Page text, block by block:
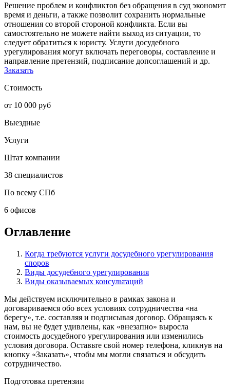
Решение проблем и конфликтов без обращения в суд экономит
время и деньги, а также позволит сохранить нормальные
отношения со второй стороной конфликта. Если вы
самостоятельно не можете найти выход из ситуации, то
следует обратиться к юристу. Услуги досудебного
урегулирования могут включать переговоры, составление и
направление претензий, подписание допсоглашений и др.
Заказать
Стоимость
от 10 000 руб
Выездные
Услуги
Штат компании
38 специалистов
По всему СПб
6 офисов
Оглавление
Когда требуются услуги досудебного урегулирования
споров
Виды досудебного урегулирования
Виды оказываемых консультаций
Мы действуем исключительно в рамках закона и
договариваемся обо всех условиях сотрудничества «на
берегу», т.е. составляя и подписывая договор. Обращаясь к
нам, вы не будет удивлены, как «внезапно» выросла
стоимость досудебного урегулирования или изменились
условия договора. Оставьте свой номер телефона, кликнув на
кнопку «Заказать», чтобы мы могли связаться и обсудить
сотрудничество.
Подготовка претензии